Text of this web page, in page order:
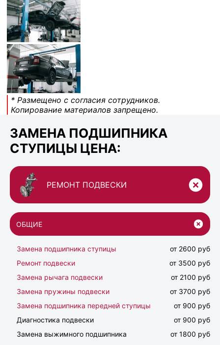
* Размещено с согласия сотрудников.
Копирование материалов запрещено.
ЗАМЕНА ПОДШИПНИКА
СТУПИЦЫ ЦЕНА:
РЕМОНТ ПОДВЕСКИ
ОБЩИЕ
Замена подшипника ступицы
от 2600 руб
Ремонт подвески
от 3500 руб
Замена рычага подвески
от 2100 руб
Замена пружины подвески
от 3700 руб
Замена подшипника передней ступицы
от 900 руб
Диагностика подвески
от 900 руб
Замена выжимного подшипника
от 1800 руб